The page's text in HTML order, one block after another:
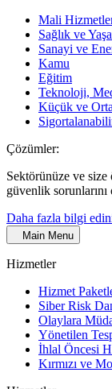
Mali
Sağlık ve
Sanayi ve
Kamu
Eğitim
Teknoloji,
Küçük ve
Çözümler:
Sektörünüze ve
güvenlik sorunlarını
Daha fazla bilgi
Main Menu
Hizmetler
Hizmet
Siber Risk
Olaylara
Yönetilen
İhlal Öncesi
Kırmızı ve